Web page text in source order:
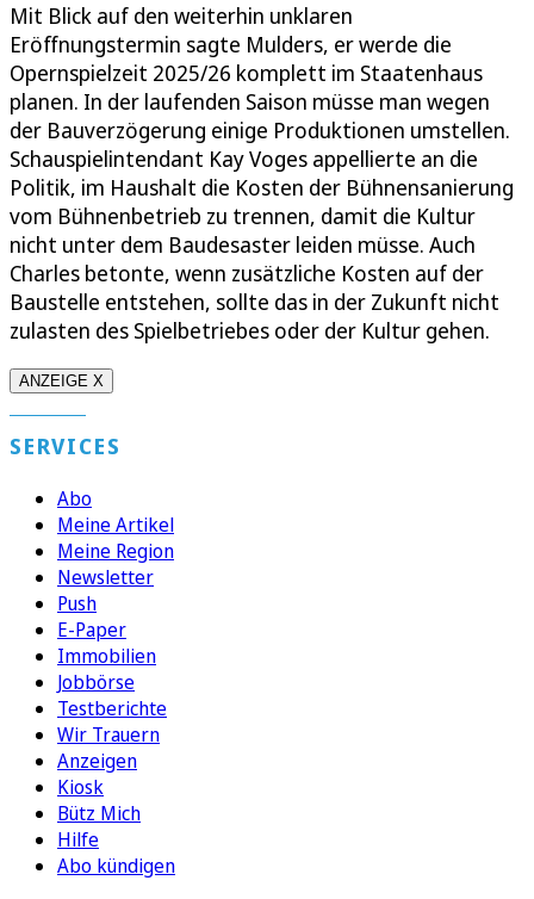
Mit Blick auf den weiterhin unklaren
Eröffnungstermin sagte Mulders, er werde die
Opernspielzeit 2025/26 komplett im Staatenhaus
planen. In der laufenden Saison müsse man wegen
der Bauverzögerung einige Produktionen umstellen.
Schauspielintendant Kay Voges appellierte an die
Politik, im Haushalt die Kosten der Bühnensanierung
vom Bühnenbetrieb zu trennen, damit die Kultur
nicht unter dem Baudesaster leiden müsse. Auch
Charles betonte, wenn zusätzliche Kosten auf der
Baustelle entstehen, sollte das in der Zukunft nicht
zulasten des Spielbetriebes oder der Kultur gehen.
ANZEIGE X
SERVICES
Abo
Meine Artikel
Meine Region
Newsletter
Push
E-Paper
Immobilien
Jobbörse
Testberichte
Wir Trauern
Anzeigen
Kiosk
Bütz Mich
Hilfe
Abo kündigen